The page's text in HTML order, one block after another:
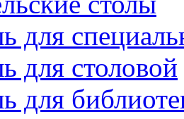
для
для столовой
для